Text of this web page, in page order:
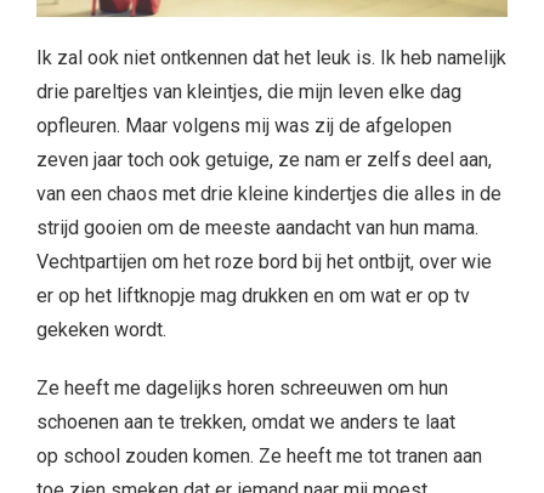
Ik zal ook niet ontkennen dat het leuk is. Ik heb namelijk
drie pareltjes van kleintjes, die mijn leven elke dag
opfleuren. Maar volgens mij was zij de afgelopen
zeven jaar toch ook getuige, ze nam er zelfs deel aan,
van een chaos met drie kleine kindertjes die alles in de
strijd gooien om de meeste aandacht van hun mama.
Vechtpartijen om het roze bord bij het ontbijt, over wie
er op het liftknopje mag drukken en om wat er op tv
gekeken wordt.
Ze heeft me dagelijks horen schreeuwen om hun
schoenen aan te trekken, omdat we anders te laat
op school zouden komen. Ze heeft me tot tranen aan